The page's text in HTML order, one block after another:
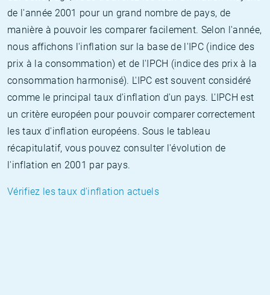
de l'année 2001 pour un grand nombre de pays, de
manière à pouvoir les comparer facilement. Selon l'année,
nous affichons l'inflation sur la base de l'IPC (indice des
prix à la consommation) et de l'IPCH (indice des prix à la
consommation harmonisé). L'IPC est souvent considéré
comme le principal taux d'inflation d'un pays. L'IPCH est
un critère européen pour pouvoir comparer correctement
les taux d'inflation européens. Sous le tableau
récapitulatif, vous pouvez consulter l'évolution de
l'inflation en 2001 par pays.
Vérifiez les taux d'inflation actuels